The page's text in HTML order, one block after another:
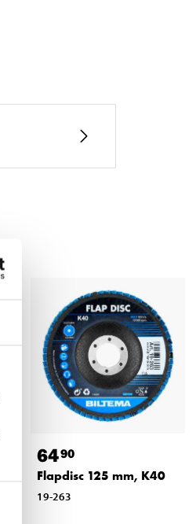
6490
Flapdisc 125 mm, K40
19-263